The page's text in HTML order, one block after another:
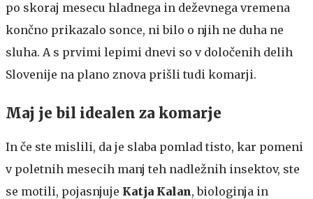
po skoraj mesecu hladnega in deževnega vremena
končno prikazalo sonce, ni bilo o njih ne duha ne
sluha. A s prvimi lepimi dnevi so v določenih delih
Slovenije na plano znova prišli tudi komarji.
Maj je bil idealen za komarje
In če ste mislili, da je slaba pomlad tisto, kar pomeni
v poletnih mesecih manj teh nadležnih insektov, ste
se motili, pojasnjuje Katja Kalan, biologinja in